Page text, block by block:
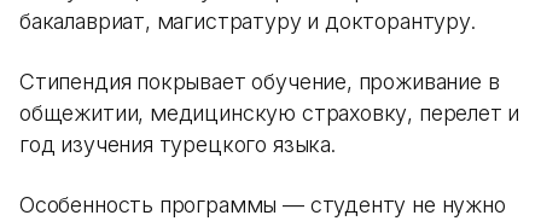
бакалавриат, магистратуру и докторантуру.
Стипендия покрывает обучение, проживание в
общежитии, медицинскую страховку, перелет и
год изучения турецкого языка.
Особенность программы — студенту не нужно